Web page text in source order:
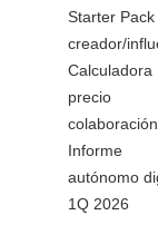
Starter Pack
creador/
Calculadora
precio
colaboración
Informe
autónomo
1Q 2026